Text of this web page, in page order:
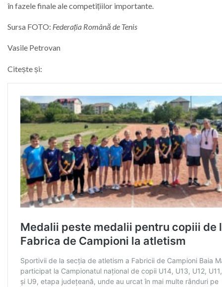
în fazele finale ale competițiilor importante.
Sursa FOTO: Federația Română de Tenis
Vasile Petrovan
Citește și: